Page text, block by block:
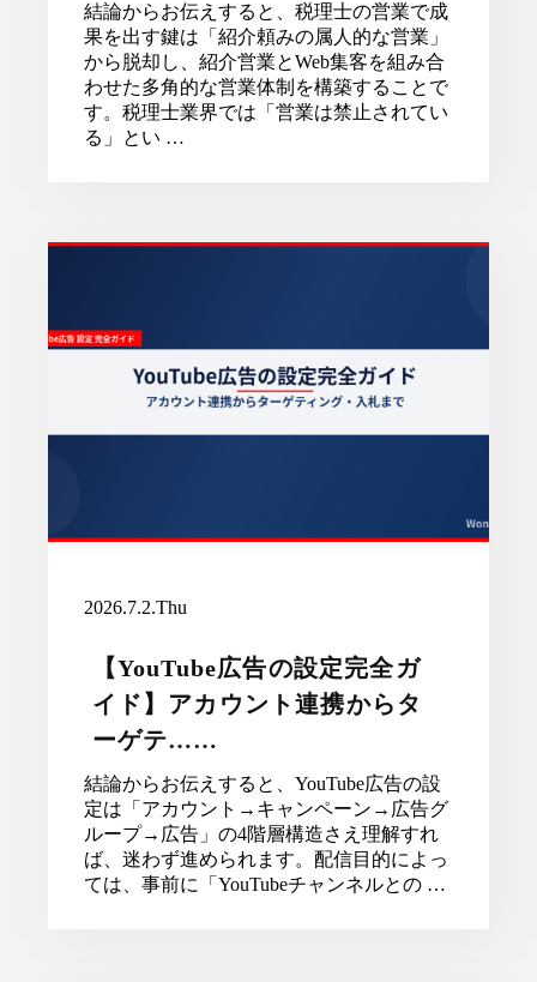
結論からお伝えすると、税理士の営業で成
果を出す鍵は「紹介頼みの属人的な営業」
から脱却し、紹介営業とWeb集客を組み合
わせた多角的な営業体制を構築することで
す。税理士業界では「営業は禁止されてい
る」とい …
2026.7.2.Thu
【YouTube広告の設定完全ガ
イド】アカウント連携からタ
ーゲテ……
結論からお伝えすると、YouTube広告の設
定は「アカウント→キャンペーン→広告グ
ループ→広告」の4階層構造さえ理解すれ
ば、迷わず進められます。配信目的によっ
ては、事前に「YouTubeチャンネルとの …